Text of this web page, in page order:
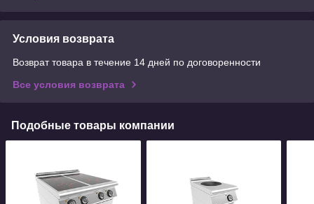
Условия возврата
Возврат товара в течение 14 дней по договоренности
Все условия возврата
Подобные товары компании